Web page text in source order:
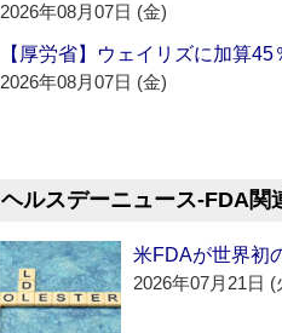
2026年08月07日 (金)
【厚労省】ウェイリズに加算
2026年08月07日 (金)
ヘルスデーニュース‐FDA関
米FDAが世界初
2026年07月21日 (